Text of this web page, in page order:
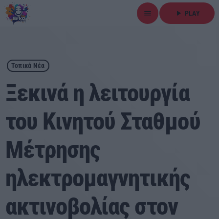
menu play_arrow PLAY
close
play_arrow ΕΡΚΟ
Αρχική
Εκπομπές
Ειδήσεις
Τοπικά Νέα
Αθλητικά
Τοπικά Νέα
Ξεκινά η λειτουργία
του Κινητού Σταθμού
Μέτρησης
ηλεκτρομαγνητικής
ακτινοβολίας στον